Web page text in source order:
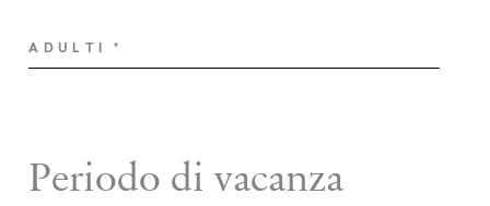
ADULTI *
Periodo di vacanza